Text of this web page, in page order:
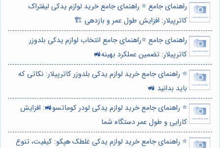
راهنمای جامع ⭐️ راهنمای جامع خرید لوازم یدکی لیفتراک
کاترپیلار: افزایش طول عمر و بازدهی 🏗️
راهنمای جامع ⭐️راهنمای جامع انتخاب لوازم یدکی بلدوزر
کاترپیلار: تضمین عملکرد بهینه🚜
⭐️ راهنمای جامع خرید لوازم یدکی بلدوزر کاترپیلار: نکاتی که
باید بدانید 🚜
⭐️ راهنمای جامع خرید لوازم یدکی لودر کوماتسو🚜: افزایش
کارایی و طول عمر دستگاه شما
⭐️ راهنمای جامع خرید لوازم یدکی غلطک هپکو: کیفیت، تنوع